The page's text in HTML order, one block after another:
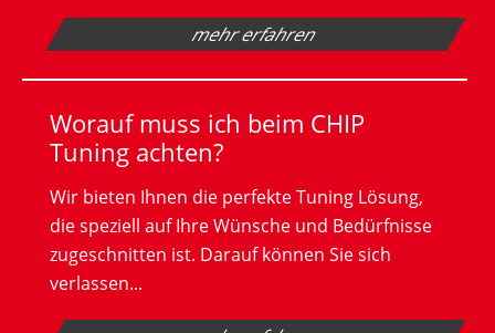
mehr erfahren
Worauf muss ich beim CHIP
Tuning achten?
Wir bieten Ihnen die perfekte Tuning Lösung,
die speziell auf Ihre Wünsche und Bedürfnisse
zugeschnitten ist. Darauf können Sie sich
verlassen...